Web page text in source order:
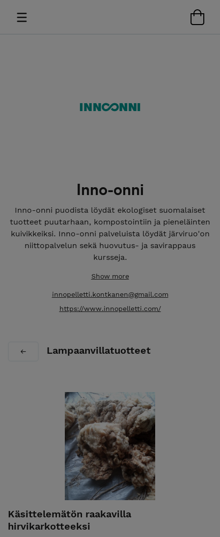
Inno-onni
Inno-onni puodista löydät ekologiset suomalaiset
tuotteet puutarhaan, kompostointiin ja pieneläinten
kuivikkeiksi. Inno-onni palveluista löydät järviruo'on
niittopalvelun sekä huovutus- ja savirappaus
kursseja.
Show more
innopelletti.kontkanen@gmail.com
https://www.innopelletti.com/
Lampaanvillatuotteet
Käsittelemätön raakavilla
hirvikarkotteeksi